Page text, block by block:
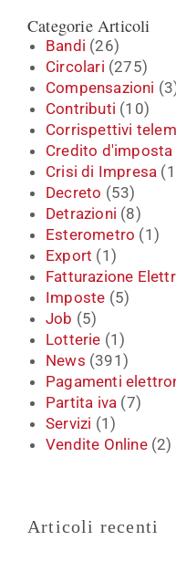
Categorie Articoli
Bandi (26)
Circolari (275)
Compensazioni
Contributi (10)
Corrispettivi
Credito d'imposta
Crisi di Impresa
Decreto (53)
Detrazioni (8)
Esterometro (1)
Export (1)
Fatturazione
Imposte (5)
Job (5)
Lotterie (1)
News (391)
Pagamenti
Partita iva (7)
Servizi (1)
Vendite Online(2)
Articoli recenti